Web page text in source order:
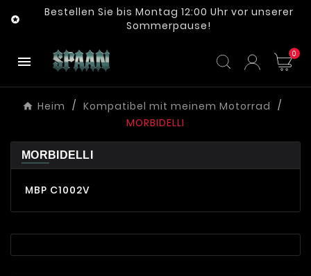

Bestellen Sie bis Montag 12:00 Uhr vor unserer
Sommerpause!
 0
Heim
Kompatibel mit meinem Motorrad
MORBIDELLI
MORBIDELLI
MBP C1002V